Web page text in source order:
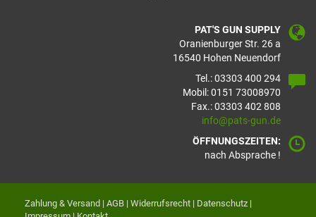
PAT'S GUN SUPPLY
Oranienburger Str. 26 a
16540 Hohen Neuendorf
Tel.: 03303 400 294
Mobil: 0151 73008970
Fax.: 03303 402 808
info@pats-gun.de
ÖFFNUNGSZEITEN:
nach Absprache !
Zahlung & Versand | AGB | Widerrufsrecht | Datenschutz |